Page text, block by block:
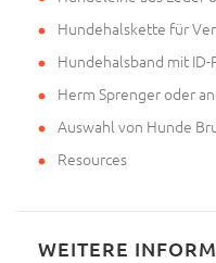
Hundehalskette für
Hundehalsband mit
Herm Sprenger oder
Auswahl von Hunde
Resources
WEITERE